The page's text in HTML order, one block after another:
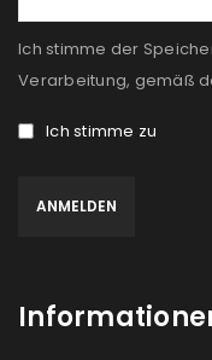
REGISTRIEREN
E-Mail-Adresse
NEWSLETTER
Ich stimme der
Verarbeitung, gemäß
Ich stimme zu